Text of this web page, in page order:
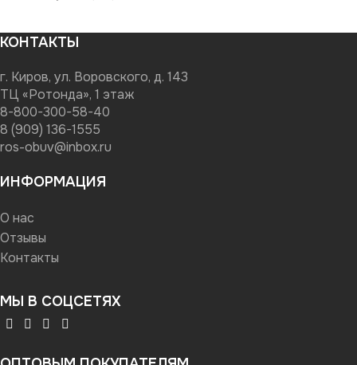
КОНТАКТЫ
г. Киров, ул. Воровского, д. 143
ТЦ «Ротонда», 1 этаж
8-800-300-58-40
8 (909) 136-1555
ros-obuv@inbox.ru
ИНФОРМАЦИЯ
О нас
Отзывы
Контакты
МЫ В СОЦСЕТЯХ